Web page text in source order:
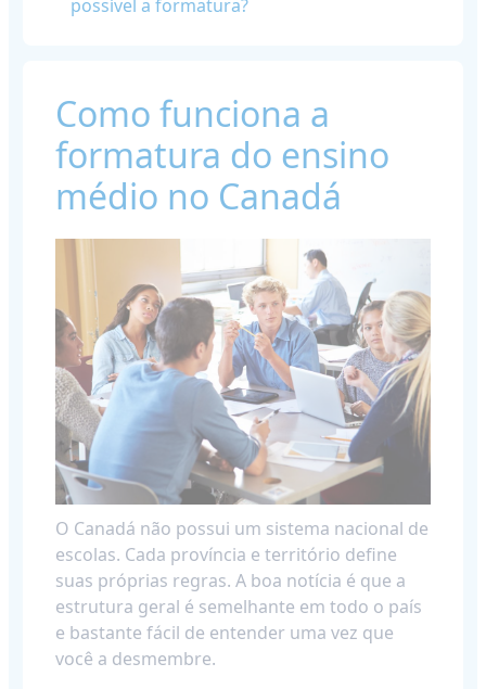
possível a formatura?
Como funciona a
formatura do ensino
médio no Canadá
O Canadá não possui um sistema nacional de
escolas. Cada província e território define
suas próprias regras. A boa notícia é que a
estrutura geral é semelhante em todo o país
e bastante fácil de entender uma vez que
você a desmembre.